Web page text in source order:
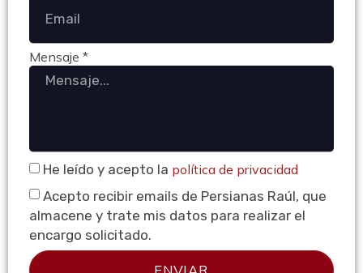
Mensaje *
He leído y acepto la política de privacidad
Acepto recibir emails de Persianas Raúl, que
almacene y trate mis datos para realizar el
encargo solicitado.